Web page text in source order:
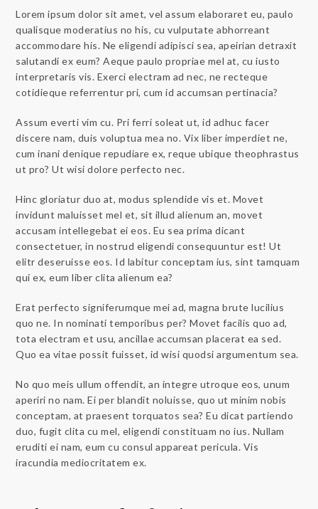
Lorem ipsum dolor sit amet, vel assum elaboraret eu, paulo
qualisque moderatius no his, cu vulputate abhorreant
accommodare his. Ne eligendi adipisci sea, apeirian detraxit
salutandi ex eum? Aeque paulo propriae mel at, cu iusto
interpretaris vis. Exerci electram ad nec, ne recteque
cotidieque referrentur pri, cum id accumsan pertinacia?
Assum everti vim cu. Pri ferri soleat ut, id adhuc facer
discere nam, duis voluptua mea no. Vix liber imperdiet ne,
cum inani denique repudiare ex, reque ubique theophrastus
ut pro? Ut wisi dolore perfecto nec.
Hinc gloriatur duo at, modus splendide vis et. Movet
invidunt maluisset mel et, sit illud alienum an, movet
accusam intellegebat ei eos. Eu sea prima dicant
consectetuer, in nostrud eligendi consequuntur est! Ut
elitr deseruisse eos. Id labitur conceptam ius, sint tamquam
qui ex, eum liber clita alienum ea?
Erat perfecto signiferumque mei ad, magna brute lucilius
quo ne. In nominati temporibus per? Movet facilis quo ad,
tota electram et usu, ancillae accumsan placerat ea sed.
Quo ea vitae possit fuisset, id wisi quodsi argumentum sea.
No quo meis ullum offendit, an integre utroque eos, unum
aperiri no nam. Ei per blandit noluisse, quo ut minim nobis
conceptam, at praesent torquatos sea? Eu dicat partiendo
duo, fugit clita cu mel, eligendi constituam no ius. Nullam
eruditi ei nam, eum cu consul appareat pericula. Vis
iracundia mediocritatem ex.